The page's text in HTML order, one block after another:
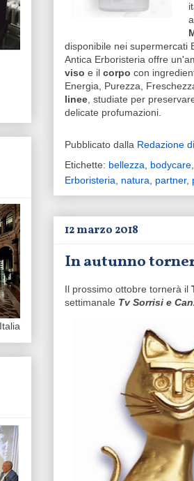
disponibile nei supermercati
Antica Erboristeria offre
viso e il corpo con
Energia, Purezza,
linee, studiate per
delicate profumazioni.
Pubblicato dalla Redazione
Etichette: bellezza, bodycare,
Erboristeria, natura, partner,
12 marzo 2018
In autunno
Il prossimo ottobre tornerà il
settimanale Tv Sorrisi e